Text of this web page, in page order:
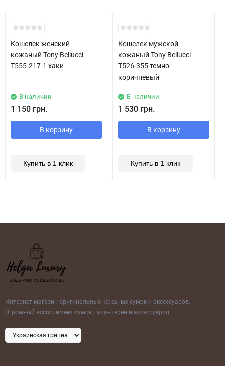
Хит!
Кошелек женский
кожаный Tony Bellucci
T555-217-1 хаки
В наличии
1 150 грн.
В корзину
Купить в 1 клик
Хит!
Кошелек мужской
кожаный Tony Bellucci
T526-355 темно-
коричневый
В наличии
1 530 грн.
В корзину
Купить в 1 клик
Интернет магазин оригинальных кожаных сумок и аксессуаров.
Огромный ассортимент сумок, галантереи и аксессуаров